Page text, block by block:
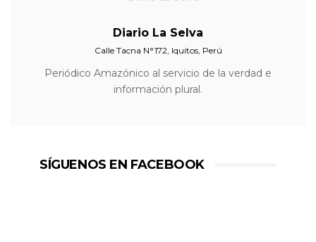
Diario La Selva
Calle Tacna N°172, Iquitos, Perú
Periódico Amazónico al servicio de la verdad e
información plural.
SÍGUENOS EN FACEBOOK